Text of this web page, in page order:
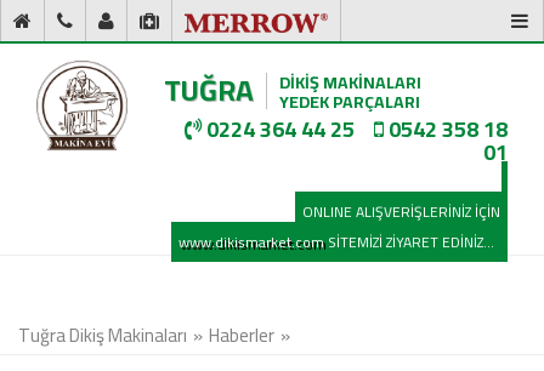
TUĞRA DİKİŞ MAKİNALARI
YEDEK PARÇALARI
0224 364 44 25 0542 358 18
01
ONLINE ALIŞVERİŞLERİNİZ İÇİN
www.dikismarket.comSİTEMİZİ ZİYARET EDİNİZ...
Tuğra Dikiş Makinaları Haberler